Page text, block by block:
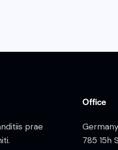
prae
Office
785 15h